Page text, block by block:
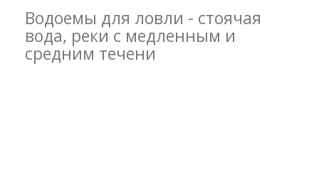
Водоемы для ловли - стоячая
вода, реки с медленным и
средним течени